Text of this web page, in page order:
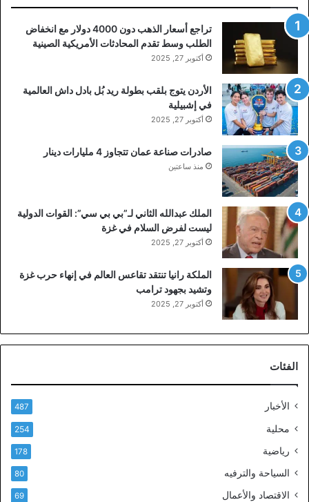
تراجع أسعار الذهب دون 4000 دولار مع انخفاض
الطلب وسط تقدم المحادثات الأمريكية الصينية
أكتوبر 27, 2025
الأردن يتوج بلقب بطولة ريد بُل بادل داش العالمية
في إشبيلية
أكتوبر 27, 2025
صادرات صناعة عمان تتجاوز 4 مليارات دينار
منذ ساعتين
الملك عبدالله الثاني لـ”بي بي سي”: القوات الدولية
ليست لفرض السلام في غزة
أكتوبر 27, 2025
الملكة رانيا تنتقد تقاعس العالم في إنهاء حرب غزة
وتشيد بجهود ترامب
أكتوبر 27, 2025
الفئات
الأخبار 487
محلية 254
رياضية 178
السياحة والترفيه 80
الاقتصاد والأعمال 69